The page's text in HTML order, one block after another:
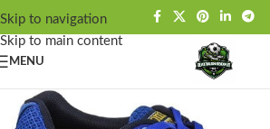
Skip to navigation
Skip to main content
MENU